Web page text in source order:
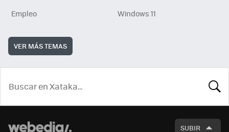
Empleo
Windows 11
VER MÁS TEMAS
SUBIR